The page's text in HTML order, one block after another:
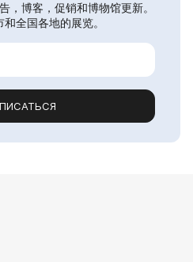
，博客，促销和博物馆更新。
全国各地的展览。